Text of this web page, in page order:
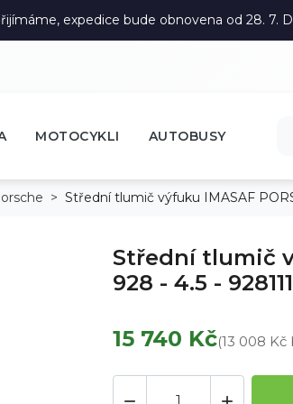
expedice bude obnovena od 28. 7.
MOTOCYKLI AUTOBUSY
Střední tlumič výfuku IMASAF
Střední tlumič
928 - 4.5 -
15 740 Kč(13 008